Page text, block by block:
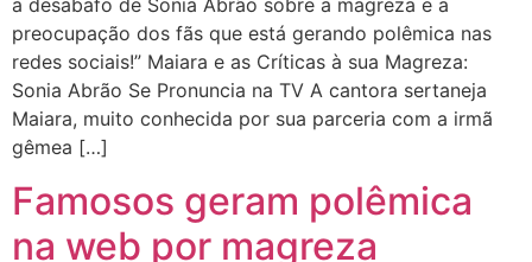
a desabafo de Sonia Abrão sobre a magreza e a
preocupação dos fãs que está gerando polêmica nas
redes sociais!” Maiara e as Críticas à sua Magreza:
Sonia Abrão Se Pronuncia na TV A cantora sertaneja
Maiara, muito conhecida por sua parceria com a irmã
gêmea […]
Famosos geram polêmica
na web por magreza